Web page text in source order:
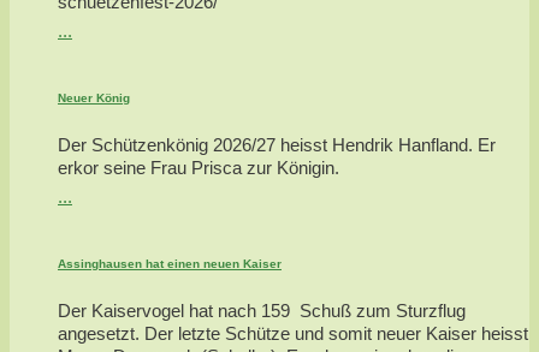
...
Neuer König
Der Schützenkönig 2026/27 heisst Hendrik Hanfland. Er
erkor seine Frau Prisca zur Königin.
...
Assinghausen hat einen neuen Kaiser
Der Kaiservogel hat nach 159 Schuß zum Sturzflug
angesetzt. Der letzte Schütze und somit neuer Kaiser heisst